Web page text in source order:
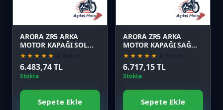
ARORA ZR5 ARKA
MOTOR KAPAĞI SOL
(2023 MODEL)
★★★★★
6.483,74 TL
Stokta
Sepete Ekle
ARORA ZR5 ARKA
MOTOR KAPAĞI SAĞ
(2023 MODEL)
★★★★★
6.717,15 TL
Stokta
Sepete Ekle